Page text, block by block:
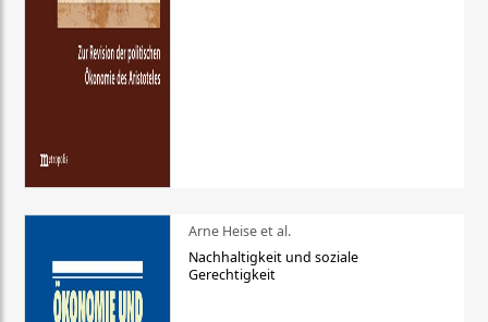
Arne Heise et al.
Nachhaltigkeit und soziale
Gerechtigkeit